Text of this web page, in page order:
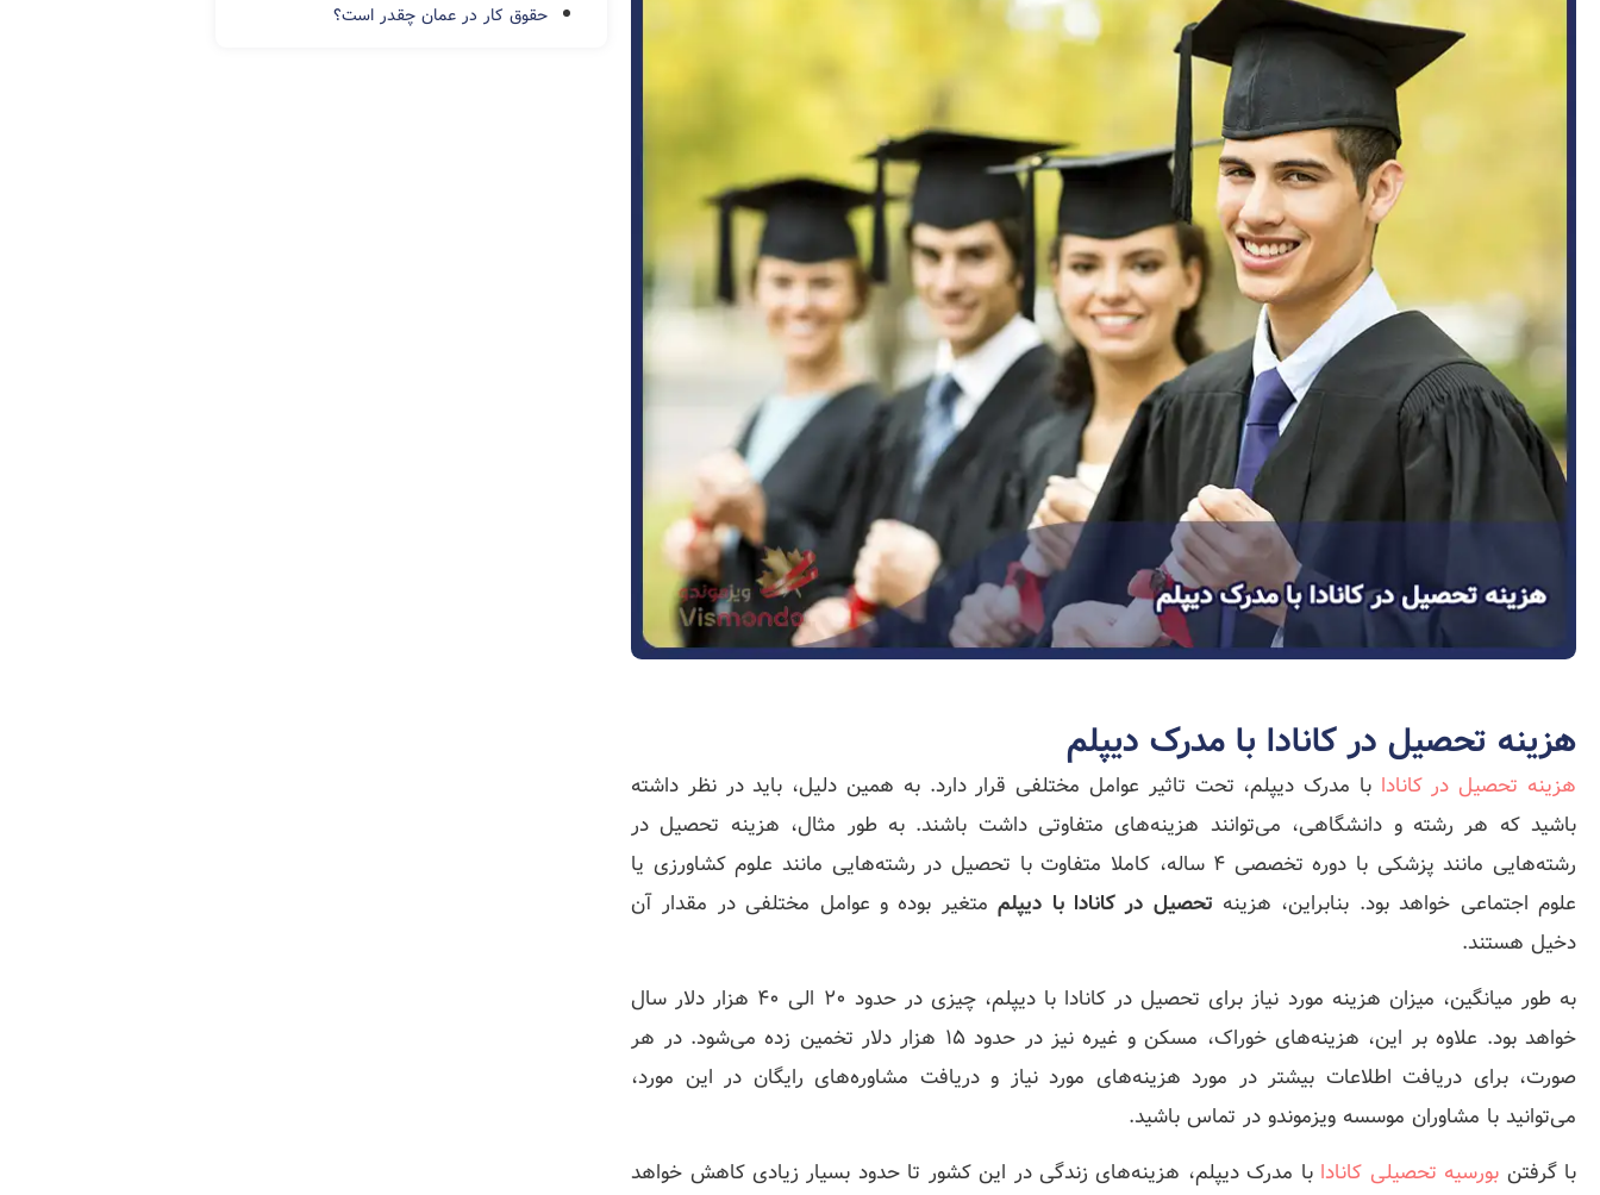
هزینه تحصیل در کانادا با مدرک دیپلم
هزینه تحصیل در کانادا با مدرک دیپلم، تحت تاثیر عوامل مختلفی قرار دارد. به همین دلیل، باید در نظر داشته
باشید که هر رشته و دانشگاهی، می‌توانند هزینه‌های متفاوتی داشت باشند. به طور مثال، هزینه تحصیل در
رشته‌هایی مانند پزشکی با دوره تخصصی 4 ساله، کاملا متفاوت با تحصیل در رشته‌هایی مانند علوم کشاورزی یا
علوم اجتماعی خواهد بود. بنابراین، هزینه تحصیل در کانادا با دیپلممتغیر بوده و عوامل مختلفی در مقدار آن
دخیل هستند.
به طور میانگین، میزان هزینه مورد نیاز برای تحصیل در کانادا با دیپلم، چیزی در حدود 20 الی 40 هزار دلار سال
خواهد بود. علاوه بر این، هزینه‌های خوراک، مسکن و غیره نیز در حدود 15 هزار دلار تخمین زده می‌شود. در هر
صورت، برای دریافت اطلاعات بیشتر در مورد هزینه‌های مورد نیاز و دریافت مشاوره‌های رایگان در این مورد،
می‌توانید با مشاوران موسسه ویزموندو در تماس باشید.
با گرفتن بورسیه تحصیلی کانادا با مدرک دیپلم، هزینه‌های زندگی در این کشور تا حدود بسیار زیادی کاهش خواهد
حقوق کار در عمان چقدر است؟